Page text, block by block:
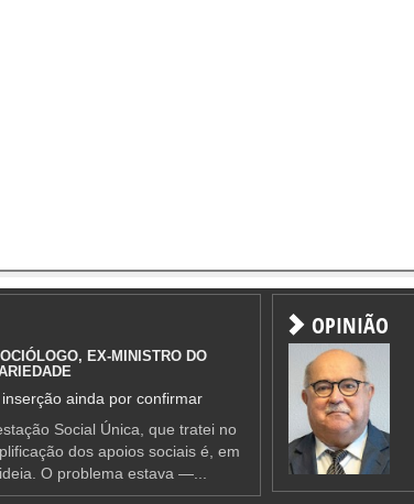
EX-MINISTRO DO
ainda por confirmar
Social Única, que tratei no
dos apoios sociais é, em
O problema estava —...
OPINIÃO